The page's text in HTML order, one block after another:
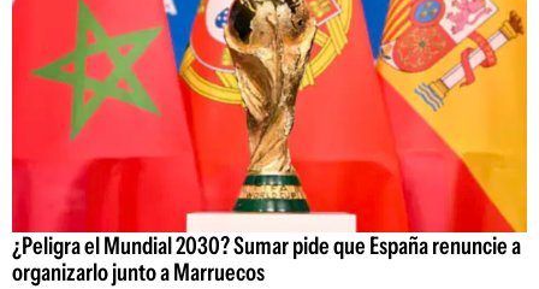
¿Peligra el Mundial 2030? Sumar pide que España renuncie a
organizarlo junto a Marruecos